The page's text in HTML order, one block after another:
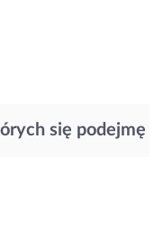
się podejmę